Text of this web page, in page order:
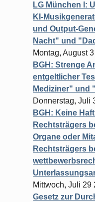
LG München I:
KI-
und Output-
Nacht" und
Montag, August
BGH: Strenge
entgeltlicher
Mediziner" und
Donnerstag, Juli
BGH: Keine
Rechtsträgers
Organe oder
Rechtsträgers
Mittwoch, Juli 29
Gesetz zur